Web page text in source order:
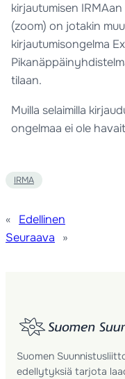
kirjautumisen
(zoom) on jotakin
kirjautumisongelma
tilaan.
Muilla selaimilla
ongelmaa ei ole
IRMA
«
Edellinen
Seuraava
»
Suomen
edellytyksiä tarjota